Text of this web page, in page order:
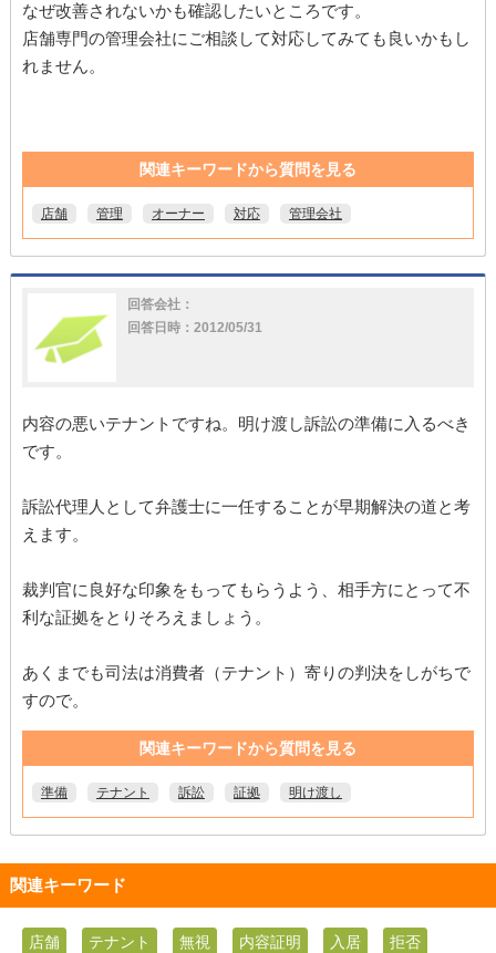
なぜ改善されないかも確認したいところです。
店舗専門の管理会社にご相談して対応してみても良いかもし
れません。
関連キーワードから質問を見る
店舗 管理 オーナー 対応 管理会社
回答会社：
回答日時：2012/05/31
内容の悪いテナントですね。明け渡し訴訟の準備に入るべき
です。
訴訟代理人として弁護士に一任することが早期解決の道と考
えます。
裁判官に良好な印象をもってもらうよう、相手方にとって不
利な証拠をとりそろえましょう。
あくまでも司法は消費者（テナント）寄りの判決をしがちで
すので。
関連キーワードから質問を見る
準備 テナント 訴訟 証拠 明け渡し
関連キーワード
店舗 テナント 無視 内容証明 入居
拒否